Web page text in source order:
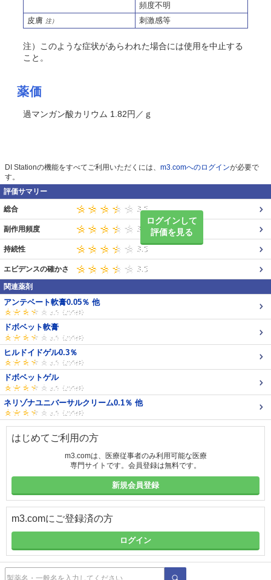
頻度不明
皮膚 注） 刺激感等
注）このような症状があらわれた場合には使用を中止する
こと。
薬価
過マンガン酸カリウム 1.82円／ｇ
DI Stationの機能をすべてご利用いただくには、 m3.comへのログインが必要で
す。
評価サマリー
ログインして
評価を見る
総合
副作用頻度
持続性
エビデンスの確かさ
関連薬剤
アンテベート軟膏0.05％ 他
ドボベット軟膏
ヒルドイドゲル0.3％
ドボベットゲル
ネリゾナユニバーサルクリーム0.1％ 他
はじめてご利用の方
m3.comは、医療従事者のみ利用可能な医療
専門サイトです。会員登録は無料です。
新規会員登録
m3.comにご登録済の方
ログイン